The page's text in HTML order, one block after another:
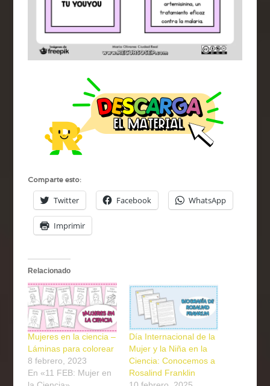
Comparte esto:
Twitter Facebook WhatsApp
Imprimir
Relacionado
Mujeres en la ciencia –
Láminas para colorear
8 febrero, 2023
En «11 FEB: Mujer en
Día Internacional de la
Mujer y la Niña en la
Ciencia: Conocemos a
Rosalind Franklin